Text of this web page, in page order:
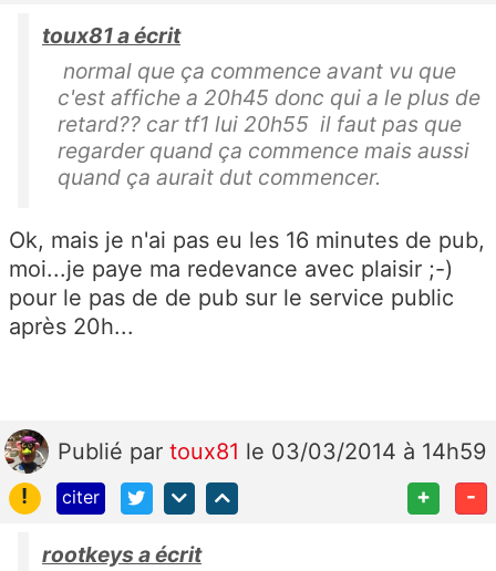
toux81 a écrit
normal que ça commence avant vu que
c'est affiche a 20h45 donc qui a le plus de
retard?? car tf1 lui 20h55 il faut pas que
regarder quand ça commence mais aussi
quand ça aurait dut commencer.
Ok, mais je n'ai pas eu les 16 minutes de pub,
moi...je paye ma redevance avec plaisir ;-)
pour le pas de de pub sur le service public
après 20h...
Publié par toux81 le 03/03/2014 à 14h59
!
citer + -
rootkeys a écrit